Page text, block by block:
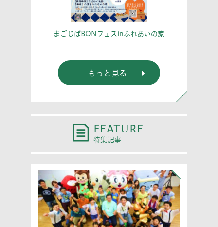
まごじばBONフェスinふれあいの家
もっと見る
FEATURE
特集記事